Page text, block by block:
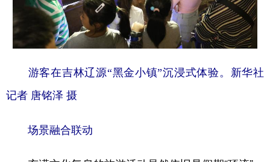
游客在吉林辽源“黑金小镇”沉浸式体验。新华社
记者 唐铭泽 摄
场景融合联动